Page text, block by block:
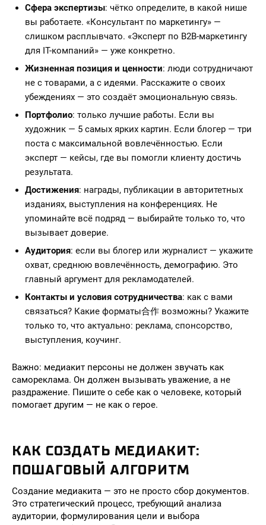
Сфера экспертизы: чётко определите, в какой нише
вы работаете. «Консультант по маркетингу» —
слишком расплывчато. «Эксперт по B2B-маркетингу
для IT-компаний» — уже конкретно.
Жизненная позиция и ценности: люди сотрудничают
не с товарами, а с идеями. Расскажите о своих
убеждениях — это создаёт эмоциональную связь.
Портфолио: только лучшие работы. Если вы
художник — 5 самых ярких картин. Если блогер — три
поста с максимальной вовлечённостью. Если
эксперт — кейсы, где вы помогли клиенту достичь
результата.
Достижения: награды, публикации в авторитетных
изданиях, выступления на конференциях. Не
упоминайте всё подряд — выбирайте только то, что
вызывает доверие.
Аудитория: если вы блогер или журналист — укажите
охват, среднюю вовлечённость, демографию. Это
главный аргумент для рекламодателей.
Контакты и условия сотрудничества: как с вами
связаться? Какие форматы合作 возможны? Укажите
только то, что актуально: реклама, спонсорство,
выступления, коучинг.
Важно: медиакит персоны не должен звучать как
самореклама. Он должен вызывать уважение, а не
раздражение. Пишите о себе как о человеке, который
помогает другим — не как о герое.
КАК СОЗДАТЬ МЕДИАКИТ:
ПОШАГОВЫЙ АЛГОРИТМ
Создание медиакита — это не просто сбор документов.
Это стратегический процесс, требующий анализа
аудитории, формулирования цели и выбора